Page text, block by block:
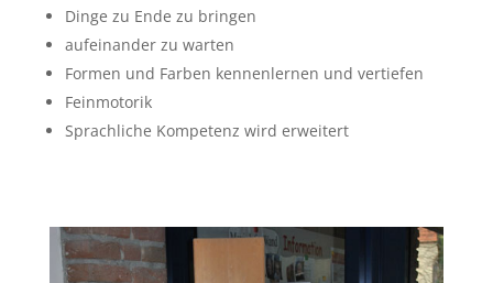
Dinge zu Ende zu bringen
aufeinander zu warten
Formen und Farben kennenlernen und vertiefen
Feinmotorik
Sprachliche Kompetenz wird erweitert